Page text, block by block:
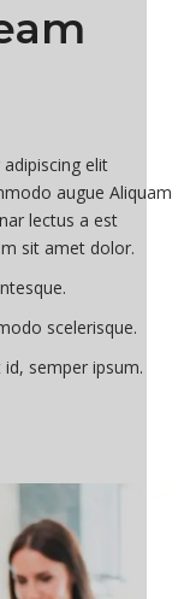
elit
augue Aliquam
lectus a est
sit amet dolor.
scelerisque.
semper ipsum.